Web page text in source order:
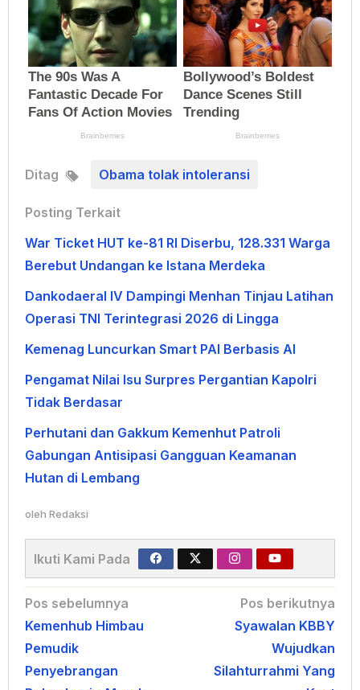
Ditag Obama tolak intoleransi
Posting Terkait
War Ticket HUT ke-81 RI Diserbu, 128.331 Warga
Berebut Undangan ke Istana Merdeka
Dankodaeral IV Dampingi Menhan Tinjau Latihan
Operasi TNI Terintegrasi 2026 di Lingga
Kemenag Luncurkan Smart PAI Berbasis AI
Pengamat Nilai Isu Surpres Pergantian Kapolri
Tidak Berdasar
Perhutani dan Gakkum Kemenhut Patroli
Gabungan Antisipasi Gangguan Keamanan
Hutan di Lembang
oleh Redaksi
Ikuti Kami Pada
Navigasi
pos
Pos sebelumnya
Kemenhub Himbau
Pemudik
Penyebrangan
Pos berikutnya
Syawalan KBBY
Wujudkan
Silahturrahmi Yang